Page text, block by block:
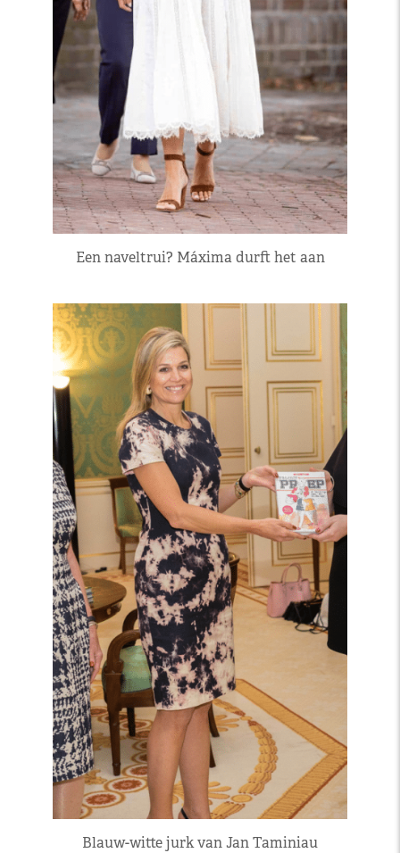
Een naveltrui? Máxima durft het aan
Blauw-witte jurk van Jan Taminiau